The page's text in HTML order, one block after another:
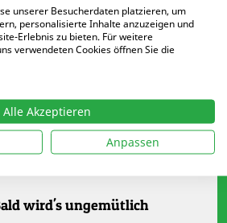
wird's ungemütlich
unserer Besucherdaten platzieren, um
personalisierte Inhalte anzuzeigen und
Erlebnis zu bieten. Für weitere
verwendeten Cookies öffnen Sie die
Alle Akzeptieren
Anpassen